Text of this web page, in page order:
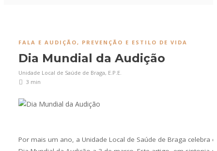
FALA E AUDIÇÃO, PREVENÇÃO E ESTILO DE VIDA
Dia Mundial da Audição
Unidade Local de Saúde de Braga, E.P.E.
3 min
Por mais um ano, a Unidade Local de Saúde de Braga celebra o